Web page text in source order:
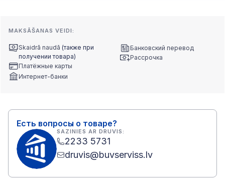
MAKSĀŠANAS VEIDI:
Skaidrā naudā (также при
получении товара)
Платёжные карты
Интернет-банки
Банковский перевод
Рассрочка
Есть вопросы о товаре?
SAZINIES AR DRUVIS:
2233 5731
druvis@buvserviss.lv